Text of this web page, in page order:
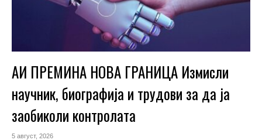
АИ ПРЕМИНА НОВА ГРАНИЦА Измисли
научник, биографија и трудови за да ја
заобиколи контролата
5 август, 2026